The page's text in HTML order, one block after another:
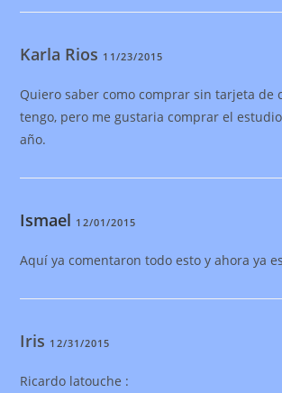
Karla Rios 11/23/2015
Quiero saber como comprar sin tarjeta de
tengo, pero me gustaria comprar el
año.
Ismael 12/01/2015
Aquí ya comentaron todo esto y ahora ya
Iris 12/31/2015
Ricardo latouche :